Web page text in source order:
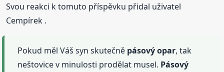
Svou reakci k tomuto příspěvku přidal uživatel
Cempírek .
Pokud měl Váš syn skutečně pásový opar, tak
neštovice v minulosti prodělat musel. Pásový